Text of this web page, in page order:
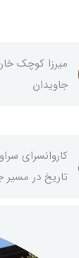
میرزا کوچک
جاویدان
کاروانسرای
تاریخ در مسیر